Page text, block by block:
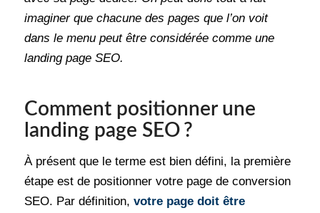
imaginer que chacune des pages que l’on voit
dans le menu peut être considérée comme une
landing page SEO.
Comment positionner une
landing page SEO ?
À présent que le terme est bien défini, la première
étape est de positionner votre page de conversion
SEO. Par définition, votre page doit être